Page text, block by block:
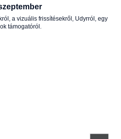
a vizuális frissítésekről, Udyrról, egy
támogatóról.